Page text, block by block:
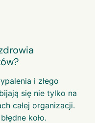
i złego
się nie tylko na
całej organizacji.
koło.